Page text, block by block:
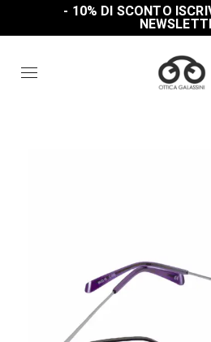
the
- 10% DI SCONTO